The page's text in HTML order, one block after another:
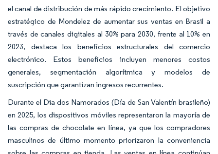
el canal de distribución de más rápido crecimiento. El objetivo
estratégico de Mondelez de aumentar sus ventas en Brasil a
través de canales digitales al 30% para 2030, frente al 10% en
2023, destaca los beneficios estructurales del comercio
electrónico. Estos beneficios incluyen menores costos
generales, segmentación algorítmica y modelos de
suscripción que garantizan ingresos recurrentes.
Durante el Dia dos Namorados (Día de San Valentín brasileño)
en 2025, los dispositivos móviles representaron la mayoría de
las compras de chocolate en línea, ya que los compradores
masculinos de último momento priorizaron la conveniencia